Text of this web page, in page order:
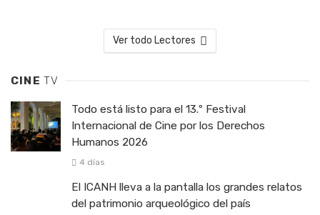
Ver todo Lectores
CINETV
Todo está listo para el 13.º Festival
Internacional de Cine por los Derechos
Humanos 2026
4 días
El ICANH lleva a la pantalla los grandes relatos
del patrimonio arqueológico del país